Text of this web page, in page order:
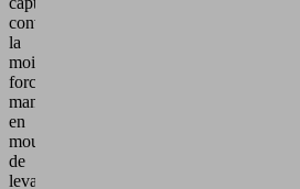
convertit
la
moindre
force
manuelle
en
mouvements
de
levage